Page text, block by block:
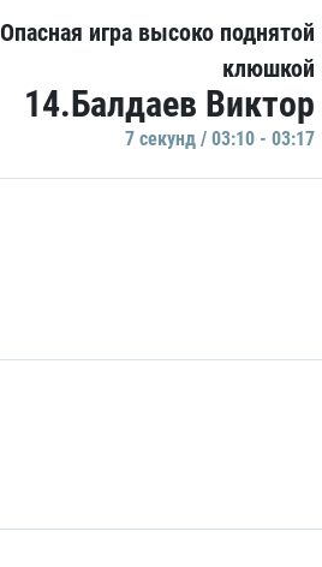
Опасная игра высоко поднятой
клюшкой
14.Балдаев Виктор
7 секунд / 03:10 - 03:17